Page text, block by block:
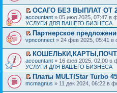
ОСАГО БЕЗ ВЫПЛАТ ОТ
accountant » 05 июл 2025, 07:47 в
УСЛУГИ ДЛЯ ВАШЕГО БИЗНЕСА
Партнерское
vpnconnect » 24 фев 2025, 05:41 в
accountant » 16 фев 2025, 02:00 в
УСЛУГИ ДЛЯ ВАШЕГО БИЗНЕСА
Платы MULTIStar Turbo
mcmagnus » 11 дек 2024, 06:22 в